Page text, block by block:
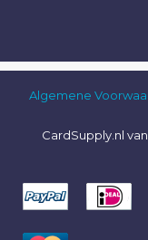
Algemene
CardSupply.nl